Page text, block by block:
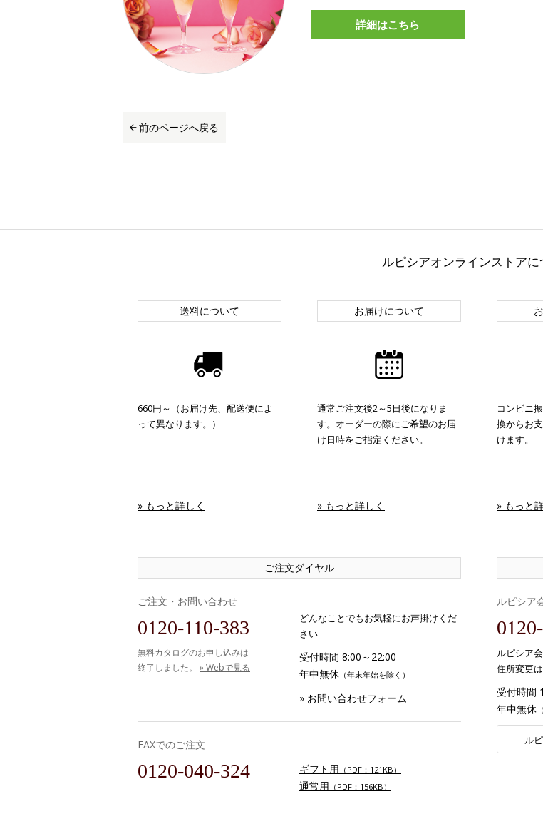
詳細はこちら
前のページへ戻る
ルピシアオンラインストアに
送料について
660円～（お届け先、配送便によ
って異なります。）
» もっと詳しく
お届けについて
通常ご注文後2～5日後になりま
す。オーダーの際にご希望のお届
け日時をご指定ください。
» もっと詳しく
コンビニ
換からお
けます。
» もっと
ご注文ダイヤル
ご注文・お問い合わせ
0120-110-383
無料カタログのお申し込みは
終了しました。 » Webで見る
どんなことでもお気軽にお声掛けくだ
さい
受付時間 8:00～22:00
年中無休 （年末年始を除く）
» お問い合わせフォーム
FAXでのご注文
0120-040-324 ギフト用 （PDF：121KB）
通常用 （PDF：156KB）
ルピシア
ルピシア
住所変更
受付時間
年中無休
ル